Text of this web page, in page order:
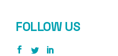
FOLLOW US